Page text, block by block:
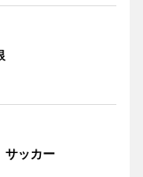
サッカー